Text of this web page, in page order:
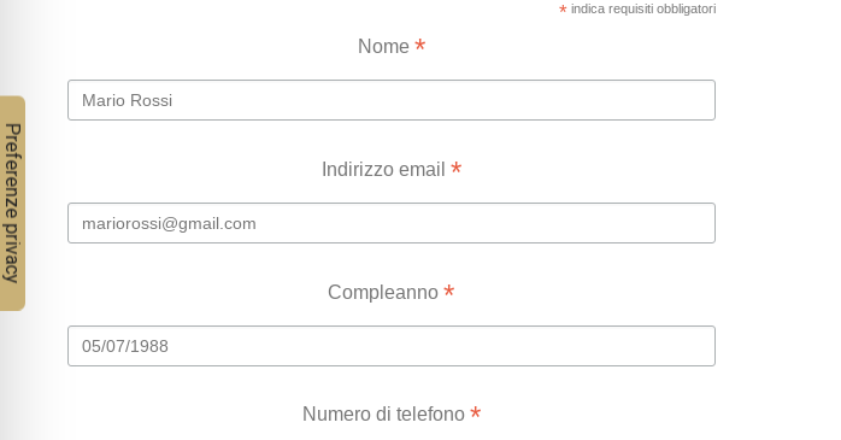
*indica requisiti obbligatori
Nome *
Indirizzo email *
Compleanno*
Numero di telefono *